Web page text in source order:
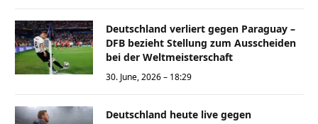
Deutschland verliert gegen Paraguay –
DFB bezieht Stellung zum Ausscheiden
bei der Weltmeisterschaft
30. June, 2026 – 18:29
Deutschland heute live gegen